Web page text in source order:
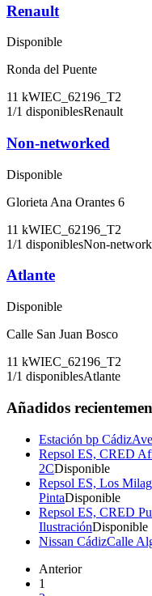
Renault
Disponible
Ronda del Puente
11 kWIEC_62196_T2
1/1 disponiblesRenault
Non-networked
Disponible
Glorieta Ana Orantes 6
11 kWIEC_62196_T2
1/1 disponiblesNon-
Atlante
Disponible
Calle San Juan Bosco
11 kWIEC_62196_T2
1/1 disponiblesAtlante
Añadidos
Estación bp Cádiz
Repsol ES, CRED
2CDisponible
Repsol ES, Los
PintaDisponible
Repsol ES, CRED
IlustraciónDisponible
Nissan CádizCalle
Anterior
1